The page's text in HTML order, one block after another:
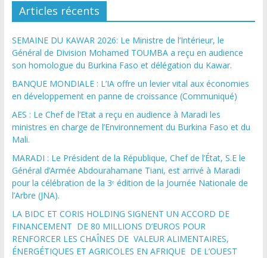
Articles récents
SEMAINE DU KAWAR 2026: Le Ministre de l’Intérieur, le
Général de Division Mohamed TOUMBA a reçu en audience
son homologue du Burkina Faso et délégation du Kawar.
BANQUE MONDIALE : L’IA offre un levier vital aux économies
en développement en panne de croissance (Communiqué)
AES : Le Chef de l’Etat a reçu en audience à Maradi les
ministres en charge de l’Environnement du Burkina Faso et du
Mali.
MARADI : Le Président de la République, Chef de l’État, S.E le
Général d’Armée Abdourahamane Tiani, est arrivé à Maradi
pour la célébration de la 3ᵉ édition de la Journée Nationale de
l’Arbre (JNA).
LA BIDC ET CORIS HOLDING SIGNENT UN ACCORD DE
FINANCEMENT DE 80 MILLIONS D’EUROS POUR
RENFORCER LES CHAÎNES DE VALEUR ALIMENTAIRES,
ÉNERGÉTIQUES ET AGRICOLES EN AFRIQUE DE L’OUEST